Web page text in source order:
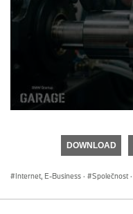
DOWNLOAD
Internet, E-Business · Společnost ·